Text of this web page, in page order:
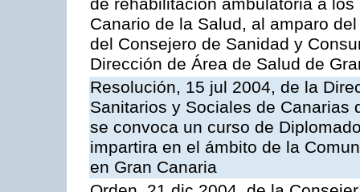
de rehabilitación ambulatoria a
Canario de la Salud, al amparo
del Consejero de Sanidad y
Dirección de Área de Salud de
Resolución, 15 jul 2004, de la
Sanitarios y Sociales de Canarias
se convoca un curso de
impartira en el ámbito de la
en Gran Canaria